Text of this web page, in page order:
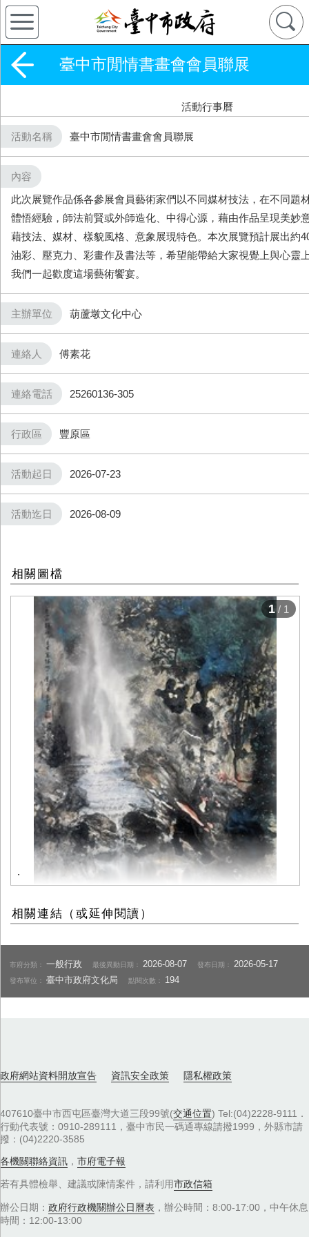
臺中市閒情書畫會會員聯展
活動行事曆
活動名稱 臺中市閒情書畫會會員聯展
內容
此次展覽作品係各參展會員藝術家們以不同媒材技法，在不同題
體悟經驗，師法前賢或外師造化、中得心源，藉由作品呈現美妙
藉技法、媒材、樣貌風格、意象展現特色。本次展覽預計展出約
油彩、壓克力、彩畫作及書法等，希望能帶給大家視覺上與心靈
我們⼀起歡度這場藝術饗宴。
主辦單位 葫蘆墩文化中心
連絡人 傅素花
連絡電話 25260136-305
行政區 豐原區
活動起日 2026-07-23
活動迄日 2026-08-09
相關圖檔
.
1/ 1
相關連結（或延伸閱讀）
市府分類：一般行政 最後異動日期：2026-08-07 發布日期：2026-05-17
發布單位：臺中市政府文化局 點閱次數： 194
政府網站資料開放宣告 資訊安全政策 隱私權政策
407610臺中市西屯區臺灣大道三段99號(交通位置) Tel:(04)2228-9111．
行動代表號：0910-289111，臺中市民一碼通專線請撥1999，外縣市請
撥：(04)2220-3585
各機關聯絡資訊 ， 市府電子報
若有具體檢舉、建議或陳情案件，請利用市政信箱
辦公日期： 政府行政機關辦公日曆表 ，辦公時間：8:00-17:00，中午休息
時間：12:00-13:00